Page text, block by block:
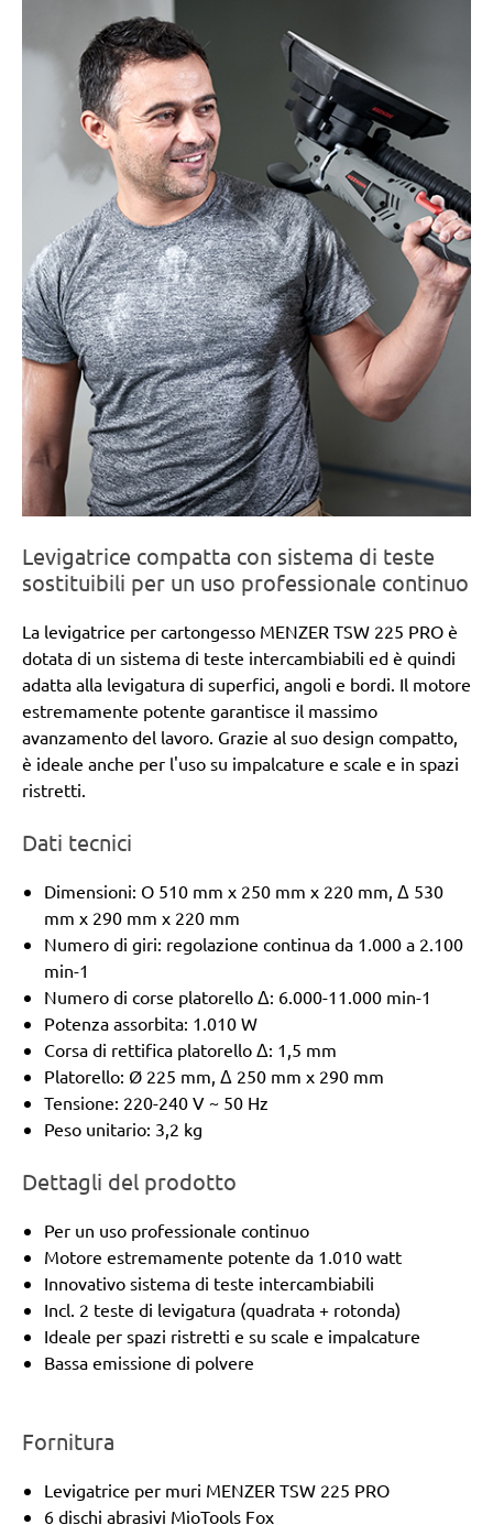
Levigatrice compatta con sistema di teste
sostituibili per un uso professionale continuo
La levigatrice per cartongesso MENZER TSW 225 PRO è
dotata di un sistema di teste intercambiabili ed è quindi
adatta alla levigatura di superfici, angoli e bordi. Il motore
estremamente potente garantisce il massimo
avanzamento del lavoro. Grazie al suo design compatto,
è ideale anche per l'uso su impalcature e scale e in spazi
ristretti.
Dati tecnici
Dimensioni: O 510 mm x 250 mm x 220 mm, Δ 530
mm x 290 mm x 220 mm
Numero di giri: regolazione continua da 1.000 a 2.100
min-1
Numero di corse platorello Δ: 6.000-11.000 min-1
Potenza assorbita: 1.010 W
Corsa di rettifica platorello Δ: 1,5 mm
Platorello: Ø 225 mm, Δ 250 mm x 290 mm
Tensione: 220-240 V ~ 50 Hz
Peso unitario: 3,2 kg
Dettagli del prodotto
Per un uso professionale continuo
Motore estremamente potente da 1.010 watt
Innovativo sistema di teste intercambiabili
Incl. 2 teste di levigatura (quadrata + rotonda)
Ideale per spazi ristretti e su scale e impalcature
Bassa emissione di polvere
Fornitura
Levigatrice per muri MENZER TSW 225 PRO
6 dischi abrasivi MioTools Fox